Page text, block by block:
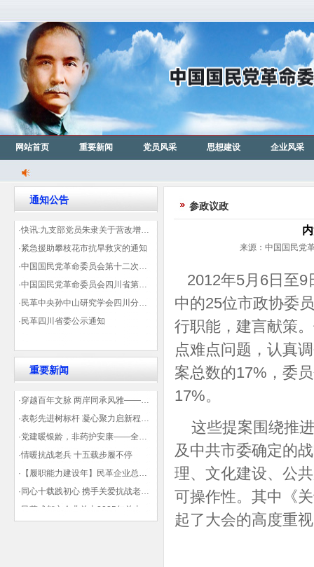
网站首页 重要新闻 党员风采 思想建设 企业风采
通知公告
·快讯:九支部党员朱隶关于营改增信息宣传力度的建议那篇已被省政协采用
·紧急援助攀枝花市抗旱救灾的通知
·中国国民党革命委员会第十二次全国代表大会代表登记表（下载）
·中国国民党革命委员会四川省第十一次代表大会代表登记表（下载）
·民革中央孙中山研究学会四川分会领导机构及成员名单
·民革四川省委公示通知
重要新闻
·穿越百年文脉 两岸同承风雅——民革四川省委会“中山天府大讲堂”第三讲在蓉举办
·表彰先进树标杆 凝心聚力启新程——民革企业总支部参加2025年度先进表彰大会有感
·党建暖银龄，非药护安康——全球健康公益大讲堂温情纪实
·情暖抗战老兵 十五载步履不停
·【履职能力建设年】民革企业总支部联合多地民革基层组织发起“夏日送清凉”活动 致敬“乡镇美容师”
·同心十载践初心 携手关爱抗战老兵——民革企业总支部 十年帮扶抗战老兵工作纪实
参政议政
来源：中国国民党
2012年5月6日至9
中的25位市政协委
行职能，建言献策
点难点问题，认真
案总数的17%，委
17%。
这些提案围绕推进
及中共市委确定的
理、文化建设、公
可操作性。其中《
起了大会的高度重